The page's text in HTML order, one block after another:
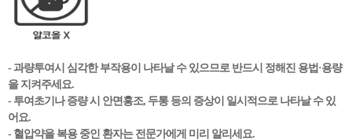
- 과량투여시 심각한 부작용이 나타날 수 있으므로 반드시 정해진 용법·용량
을 지켜주세요.
- 투여초기나 증량 시 안면홍조, 두통 등의 증상이 일시적으로 나타날 수 있
어요.
- 혈압약을 복용 중인 환자는 전문가에게 미리 알리세요.